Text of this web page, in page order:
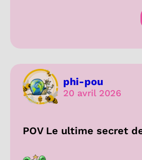
phi-pou
20 avril 2026
POV Le ultime secret